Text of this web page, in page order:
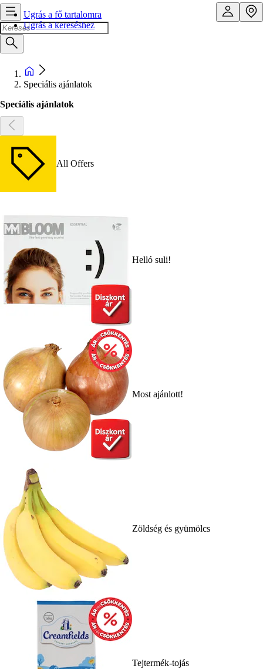
Ugrás a fő tartalomra
Ugrás a kereséshez
Speciális ajánlatok
Speciális ajánlatok
All Offers
Helló suli!
Most ajánlott!
Zöldség és gyümölcs
Tejtermék-tojás